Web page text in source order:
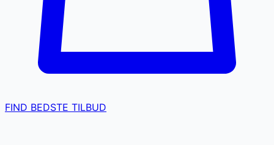
FIND BEDSTE TILBUD